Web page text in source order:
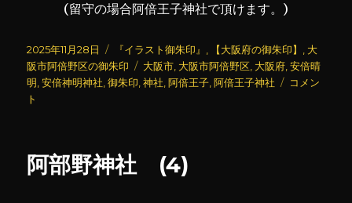
(留守の場合阿倍王子神社で頂けます。)
投
稿
日:
2025年11月28日
カ
テ
ゴ
『イラスト御朱印』 【大阪府の御朱印】
大
阪市阿倍野区の御朱印
タ
グ
大阪市 大阪市阿倍野区 大阪府 ,安倍晴
明 ,安倍神明神社 ,御朱印 ,神社 ,阿倍王子 ,阿倍王子神社
阿
コメン
ト
阿部野神社 (4)